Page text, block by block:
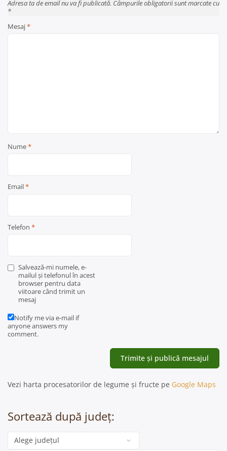
Adresa ta de email nu va fi publicată. Câmpurile obligatorii sunt marcate cu
*
Mesaj*
Nume*
Email*
Telefon *
Salvează-mi numele, e-
mailul și telefonul în acest
browser pentru data
viitoare când trimit un
mesaj
Notify me via e-mail if
anyone answers my
comment.
Vezi harta procesatorilor de legume și fructe pe Google Maps
Sortează după județ:
Categorie